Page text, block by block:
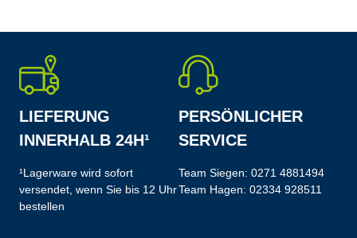
LIEFERUNG
INNERHALB 24H¹
¹Lagerware wird sofort
versendet, wenn Sie bis 12 Uhr
bestellen
PERSÖNLICHER
SERVICE
Team Siegen: 0271 4881494
Team Hagen: 02334 928511